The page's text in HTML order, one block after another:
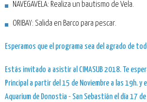
NAVEGAVELA: Realiza un bautismo de Vela.
ORIBAY: Salida en Barco para pescar.
Esperamos que el programa sea del agrado de
Estás invitado a asistir al CIMASUB 2018. Te
Principal a partir del 15 de Noviembre a las 19h. y
Aquarium de Donostia - San Sebastián el día 17